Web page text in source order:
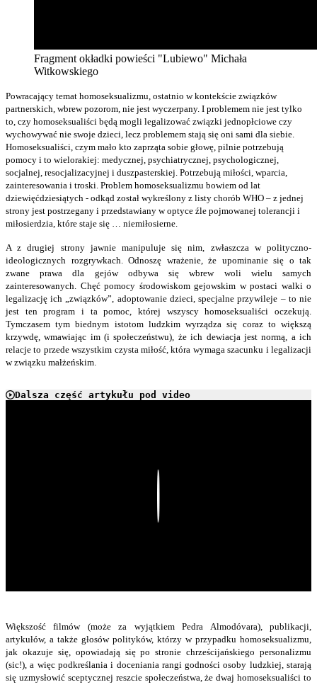
Fragment okładki powieści "Lubiewo" Michała
Witkowskiego
Powracający temat homoseksualizmu, ostatnio w kontekście związków
partnerskich, wbrew pozorom, nie jest wyczerpany. I problemem nie jest tylko
to, czy homoseksualiści będą mogli legalizować związki jednopłciowe czy
wychowywać nie swoje dzieci, lecz problemem stają się oni sami dla siebie.
Homoseksualiści, czym mało kto zaprząta sobie głowę, pilnie potrzebują
pomocy i to wielorakiej: medycznej, psychiatrycznej, psychologicznej,
socjalnej, resocjalizacyjnej i duszpasterskiej. Potrzebują miłości, wparcia,
zainteresowania i troski. Problem homoseksualizmu bowiem od lat
dziewięćdziesiątych - odkąd został wykreślony z listy chorób WHO – z jednej
strony jest postrzegany i przedstawiany w optyce źle pojmowanej tolerancji i
miłosierdzia, które staje się … niemiłosierne.
A z drugiej strony jawnie manipuluje się nim, zwłaszcza w polityczno-
ideologicznych rozgrywkach. Odnoszę wrażenie, że upominanie się o tak
zwane prawa dla gejów odbywa się wbrew woli wielu samych
zainteresowanych. Chęć pomocy środowiskom gejowskim w postaci walki o
legalizację ich „związków”, adoptowanie dzieci, specjalne przywileje – to nie
jest ten program i ta pomoc, której wszyscy homoseksualiści oczekują.
Tymczasem tym biednym istotom ludzkim wyrządza się coraz to większą
krzywdę, wmawiając im (i społeczeństwu), że ich dewiacja jest normą, a ich
relacje to przede wszystkim czysta miłość, która wymaga szacunku i legalizacji
w związku małżeńskim.
Dalsza część artykułu pod video
Większość filmów (może za wyjątkiem Pedra Almodóvara), publikacji,
artykułów, a także głosów polityków, którzy w przypadku homoseksualizmu,
jak okazuje się, opowiadają się po stronie chrześcijańskiego personalizmu
(sic!), a więc podkreślania i doceniania rangi godności osoby ludzkiej, starają
się uzmysłowić sceptycznej reszcie społeczeństwa, że dwaj homoseksualiści to